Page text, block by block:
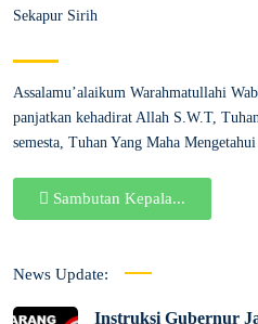
Sekapur Sirih
Assalamu’alaikum Warahmatullahi
panjatkan kehadirat Allah S.W.T,
semesta, Tuhan Yang Maha Mengetahui
Sambutan Kepala...
News Update:
Instruksi Gubernur